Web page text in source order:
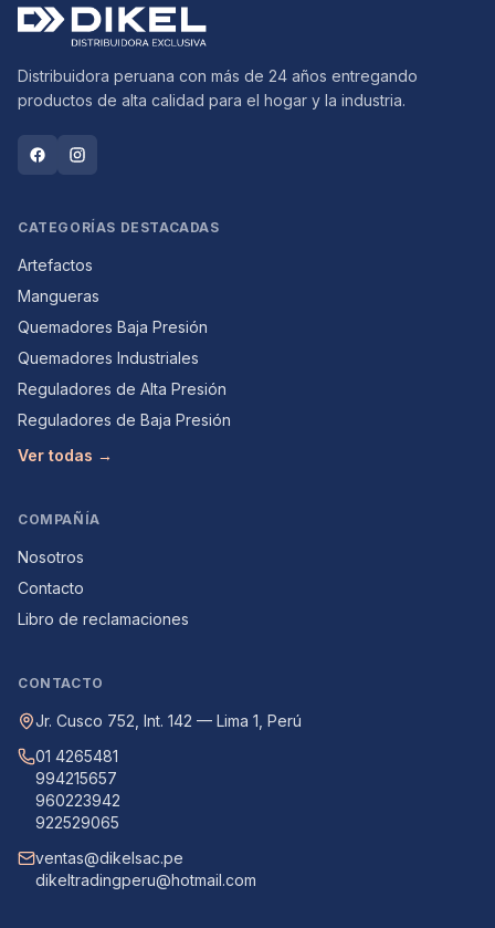
Distribuidora peruana con más de 24 años entregando
productos de alta calidad para el hogar y la industria.
CATEGORÍAS DESTACADAS
Artefactos
Mangueras
Quemadores Baja Presión
Quemadores Industriales
Reguladores de Alta Presión
Reguladores de Baja Presión
Ver todas →
COMPAÑÍA
Nosotros
Contacto
Libro de reclamaciones
CONTACTO
Jr. Cusco 752, Int. 142 — Lima 1, Perú
01 4265481
994215657
960223942
922529065
ventas@dikelsac.pe
dikeltradingperu@hotmail.com